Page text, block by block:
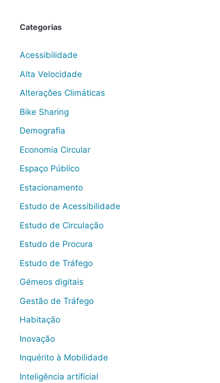
Categorias
Acessibilidade
Alta Velocidade
Alterações Climáticas
Bike Sharing
Demografia
Economia Circular
Espaço Público
Estacionamento
Estudo de Acessibilidade
Estudo de Circulação
Estudo de Procura
Estudo de Tráfego
Gémeos digitais
Gestão de Tráfego
Habitação
Inovação
Inquérito à Mobilidade
Inteligência artificial